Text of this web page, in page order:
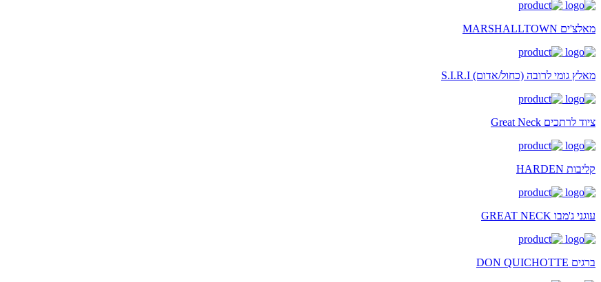
מאלצ'ים MARSHALLTOWN
מאלץ גומי לרובה (כחול/אדום) S.I.R.I
ציוד לרתכים Great Neck
קליבות HARDEN
עוגני ג'מבו GREAT NECK
ברגים DON QUICHOTTE